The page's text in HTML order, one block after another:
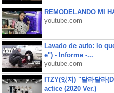
REMODELANDO MI
youtube.com
Lavado de auto: lo
e") - Informe -...
youtube.com
ITZY(있지) "달라달라
actice (2020 Ver.)